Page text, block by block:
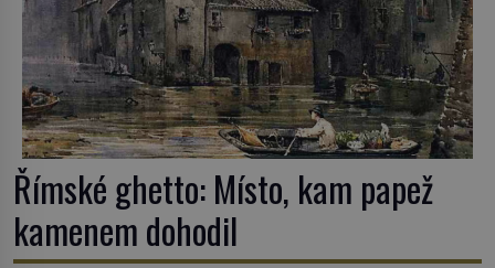
Římské ghetto: Místo, kam papež
kamenem dohodil